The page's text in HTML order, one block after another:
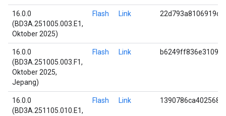
16.0.0
(BD3A.251005.003.E1,
Oktober 2025)
Flash Link
16.0.0
(BD3A.251005.003.F1,
Oktober 2025,
Jepang)
Flash Link
16.0.0
(BD3A.251105.010.E1,
Flash Link